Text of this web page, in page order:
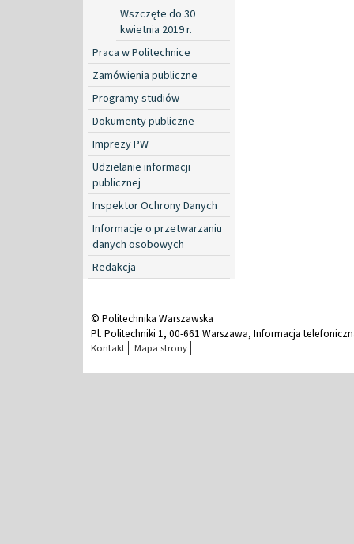
Wszczęte do 30
kwietnia 2019 r.
Praca w Politechnice
Zamówienia publiczne
Programy studiów
Dokumenty publiczne
Imprezy PW
Udzielanie informacji
publicznej
Inspektor Ochrony Danych
Informacje o przetwarzaniu
danych osobowych
Redakcja
© Politechnika Warszawska
Pl. Politechniki 1, 00-661 Warszawa, Informacja
Kontakt Mapa strony